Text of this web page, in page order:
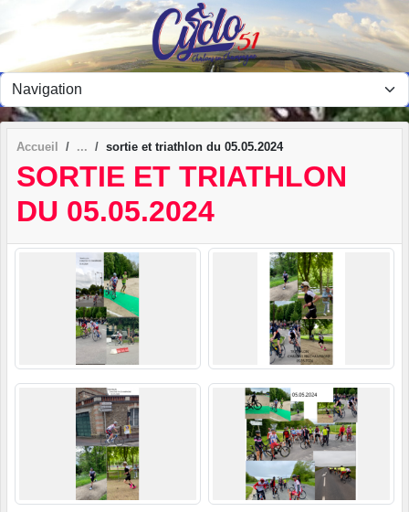
Accueil sortie et triathlon du 05.05.2024
SORTIE ET TRIATHLON
DU 05.05.2024
Panneau de gestion des cookies